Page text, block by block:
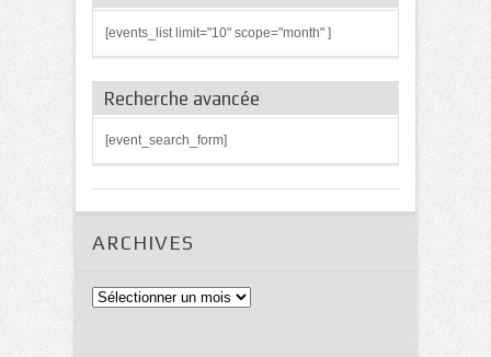
[events_list limit="10" scope="month" ]
Recherche avancée
[event_search_form]
ARCHIVES
Archives